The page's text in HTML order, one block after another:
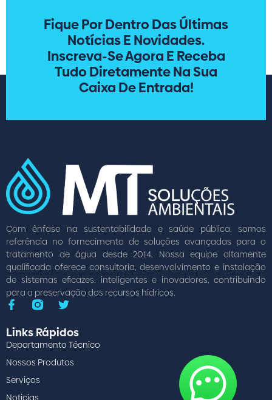
Fique Por Dentro Das Últimas
Notícias E Novidades.
Inscreva-Se Agora E Receba
Tudo Diretamente Na Sua
Caixa De Entrada!
Com ênfase na sustentabilidade e saúde pública, somos
referência no fornecimento de soluções avançadas para o
tratamento de água desde 2014. Nossa equipe altamente
qualificada oferece consultoria, desenvolvimento e instalação
de sistemas eficazes, inteligentes e inovadores, contribuindo
para a preservação dos recursos hídricos.
Links Rápidos
Departamento Técnico
Nossos Produtos
Serviços